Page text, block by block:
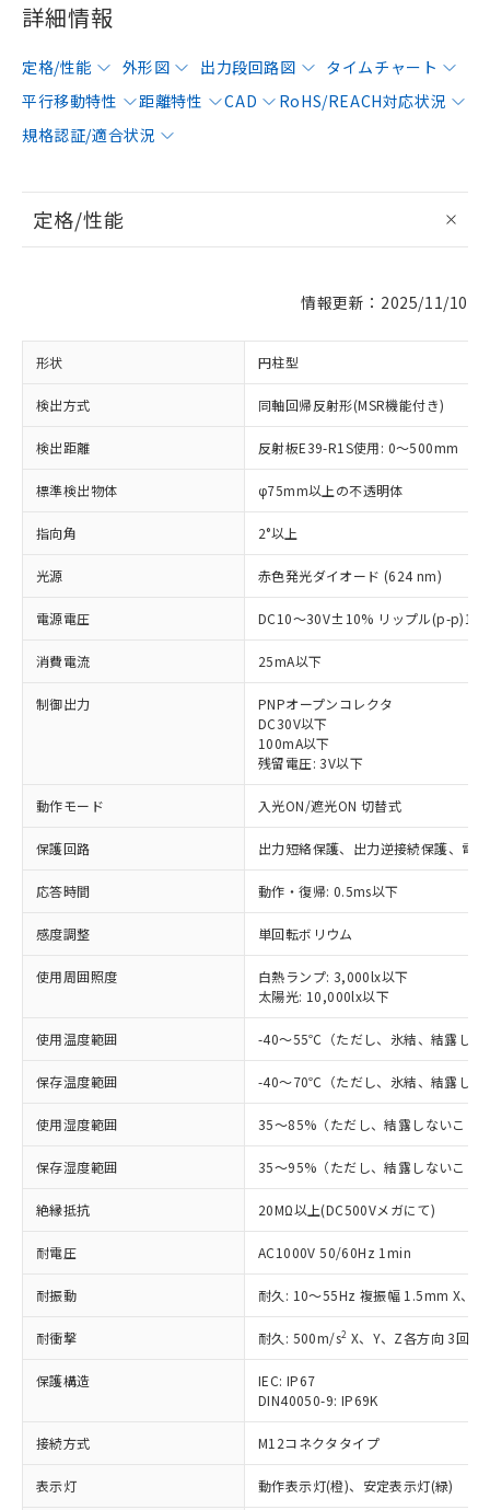
詳細情報
定格/性能 外形図 出力段回路図
タイムチャート
平行移動特性
距離特性 CAD
RoHS/REACH対応状況
規格認証/適合状況
定格/性能
情報更新：2025/11/10
形状 円柱型
検出方式 同軸回帰反射形(MSR機能付き)
検出距離 反射板E39-R1S使用: 0～500mm
標準検出物体 φ75mm以上の不透明体
指向角 2°以上
光源 赤色発光ダイオード (624 nm)
電源電圧 DC10～30V±10% リップル(p-
消費電流 25mA以下
制御出力
PNPオープンコレクタ
DC30V以下
100mA以下
残留電圧: 3V以下
動作モード 入光ON/遮光ON 切替式
保護回路 出力短絡保護、出力逆接続保護、電
応答時間 動作・復帰: 0.5ms以下
感度調整 単回転ボリウム
使用周囲照度
白熱ランプ: 3,000lx以下
太陽光: 10,000lx以下
使用温度範囲 -40～55℃（ただし、氷結、結露しな
保存温度範囲 -40～70℃（ただし、氷結、結露しな
使用湿度範囲 35～85%（ただし、結露しないこと
保存湿度範囲 35～95%（ただし、結露しないこと
絶縁抵抗 20MΩ以上(DC500Vメガにて)
耐電圧 AC1000V 50/60Hz 1min
耐振動 耐久: 10～55Hz 複振幅 1.5mm X、Y
耐衝撃 耐久: 500m/s2 X、Y、Z各方向 3回
保護構造
IEC: IP67
DIN40050-9: IP69K
接続方式 M12コネクタタイプ
表示灯 動作表示灯(橙)、安定表示灯(緑)
ご利用条件
以下の条件をお読みいただき、同意のうえ
ご利用ください。
商品の当社在庫状況および標準価格
(税抜)を提供させていただくもので
当社制御機器事業取扱商品の中には、
本サービスの対象外となる商品もある
ことをご了承ください。
在庫状況および標準価格照会結果は、
記載している更新日時点での社内デー
タに基づき作成されるものであり、閲
覧された時点での実際の在庫および標
準価格とは異なる場合があることをご
※1 対応状況
対応済み：EU RoHS指令（10物質）の
非含有に対応した製品が提供可能な商品で
対応予定：EU RoHS指令（10物質）の非含
有に対応した製品に切り替える予定のある
商品です。
対応予定なし：EU RoHS指令（10物質）の
非含有に非対応の商品で、対応品を出す予
定はありません。
調査・確認中：EU RoHS指令（10物質）の
非含有の対応状況を調査中または確認中の
非該当品：ライセンス料など無形物で、有
害物質有無と関係のない商品です。
仕入先様の事情により、非含有部品として
むを得ず変更することがあります。
*EU RoHS指令（10物質）：
鉛(Pb) 1000ppm以下、 水銀(Hg) 1000ppm以下、 カド
六価クロム(Cr(Ⅵ)) 1000ppm以下、ポリ臭化ビフェニル
※1 中国RoHS○×表
「○」：最大均質材料含有率が中国RoHSの
基準値以下であることを示します。
「×」：最大均質材料含有率が中国RoHSの
基準値を超えていることを示します。
「－」：未確認です。当社販売部門へお問
Cr(Ⅵ)(六価クロム) : 1000ppm、 PBBs(ポリ臭化ビフェ
当社は、これら貴社製品のうち、外国
為替および外国貿易法に定める商品
（以下｢規制貨物等」という）を輸出
または国外への提供する場合は、日本
国政府の輸出許可(または役務取引許
可)を取得するなどの必要な手続きを